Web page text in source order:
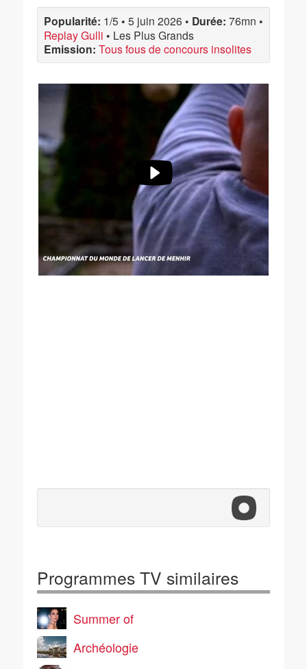
Popularité: 1/5 • 5 juin 2026 • Durée: 76mn •
Replay Gulli • Les Plus Grands
Emission: Tous fous de concours insolites
Programmes TV similaires
Summer of
Archéologie